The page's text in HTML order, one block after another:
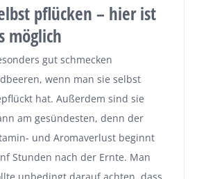
pflücken – hier ist
möglich
gut schmecken
wenn man sie selbst
hat. Außerdem sind sie
am gesündesten, denn der
und Aromaverlust beginnt
Stunden nach der Ernte. Man
unbedingt darauf achten, dass